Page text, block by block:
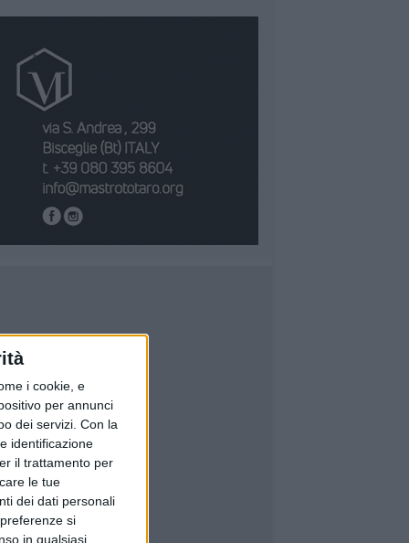
i cookie, e
per annunci
dei servizi. Con la
identificazione
il trattamento per
le tue
dei dati personali
si
in qualsiasi